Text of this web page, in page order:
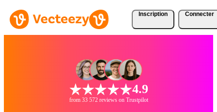
Inscription Connecter
4.9
from 33 572 reviews on Trustpilot